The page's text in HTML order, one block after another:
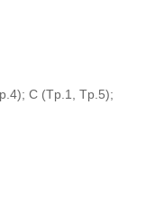
C (Tp.1, Tp.5);